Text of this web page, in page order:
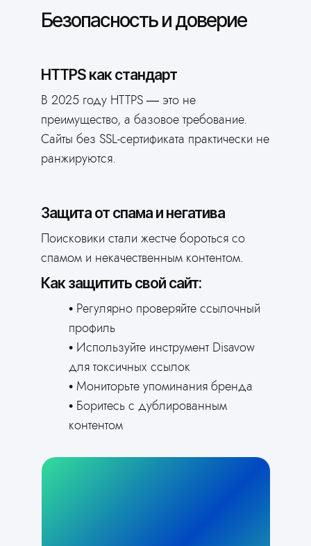
Безопасность и доверие
HTTPS как стандарт
В 2025 году HTTPS — это не
преимущество, а базовое требование.
Сайты без SSL-сертификата практически не
ранжируются.
Защита от спама и негатива
Поисковики стали жестче бороться со
спамом и некачественным контентом.
Как защитить свой сайт:
Регулярно проверяйте ссылочный
профиль
Используйте инструмент Disavow
для токсичных ссылок
Мониторьте упоминания бренда
Боритесь с дублированным
контентом